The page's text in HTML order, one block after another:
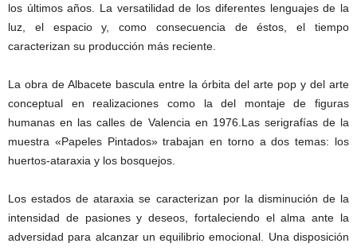
los últimos años. La versatilidad de los diferentes lenguajes de la
luz, el espacio y, como consecuencia de éstos, el tiempo
caracterizan su producción más reciente.
La obra de Albacete bascula entre la órbita del arte pop y del arte
conceptual en realizaciones como la del montaje de figuras
humanas en las calles de Valencia en 1976.Las serigrafías de la
muestra «Papeles Pintados» trabajan en torno a dos temas: los
huertos-ataraxia y los bosquejos.
Los estados de ataraxia se caracterizan por la disminución de la
intensidad de pasiones y deseos, fortaleciendo el alma ante la
adversidad para alcanzar un equilibrio emocional. Una disposición